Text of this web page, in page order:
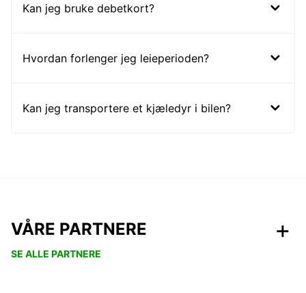
Kan jeg bruke debetkort?
Hvordan forlenger jeg leieperioden?
Kan jeg transportere et kjæledyr i bilen?
VÅRE PARTNERE
SE ALLE PARTNERE